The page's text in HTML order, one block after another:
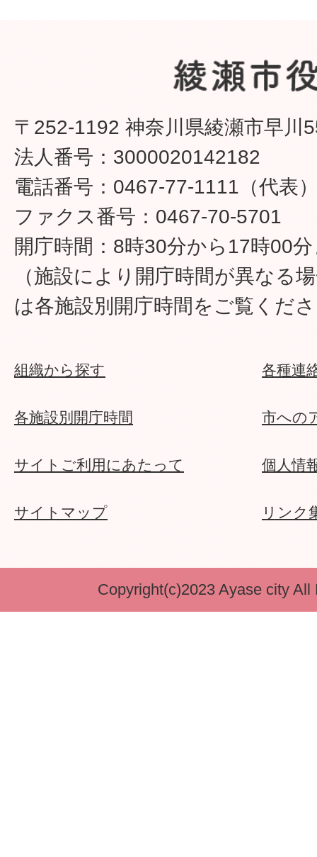
〒252-1192 神奈川県綾瀬市早川
法人番号：3000020142182
電話番号：0467-77-1111（代表
ファクス番号：0467-70-5701
開庁時間：8時30分から17時00
（施設により開庁時間が異なる
は各施設別開庁時間をご覧くだ
組織から探す 各種連
各施設別開庁時間 市への
サイトご利用にあたって 個人情
サイトマップ リンク
Copyright(c)2023 Ayase city